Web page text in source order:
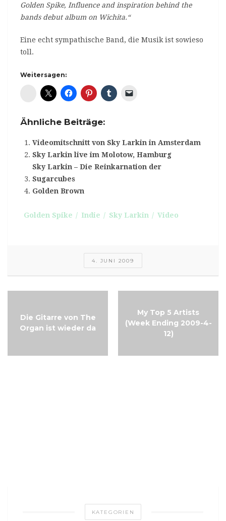
Golden Spike, Influence and inspiration behind the
bands debut album on Wichita.“
Eine echt sympathische Band, die Musik ist sowieso
toll.
Weitersagen:
Diaspora*
Ähnliche Beiträge:
Videomitschnitt von Sky Larkin in Amsterdam
Sky Larkin live im Molotow, Hamburg
Sky Larkin – Die Reinkarnation der
Sugarcubes
Golden Brown
Golden Spike Indie Sky Larkin Video
4. JUNI 2009
Die Gitarre von The
Organ ist wieder da
My Top 5 Artists
(Week Ending 2009-4-
12)
KATEGORIEN